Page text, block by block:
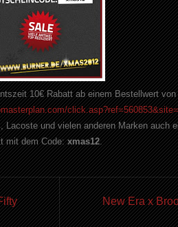
10€ Rabatt ab einem Bestellwert
und vielen anderen Marken auch
mit dem Code:xmas12.
New Era x